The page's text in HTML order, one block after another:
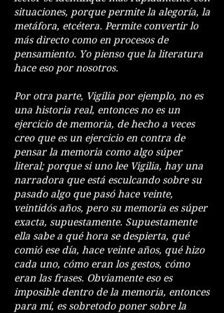
situaciones, porque permite la alegoría, la
metáfora, etcétera. Permite convertir lo
más directo como en procesos de
pensamiento. Yo pienso que la literatura
hace eso por nosotros.
Por otra parte, Vigilia por ejemplo, no es
una historia real, entonces no es un
ejercicio de memoria, de hecho a veces
creo que es un ejercicio en contra de
pensar la memoria como algo súper
literal; porque si uno lee Vigilia, hay una
narradora que está esculcando sobre su
pasado algo que pasó hace veinte,
veintidós años, pero su memoria es súper
exacta, supuestamente. Supuestamente
ella sabe a qué hora se despierta, qué
comió ese día, hace veinte años, qué hizo
cada uno, cómo eran los gestos, cómo
eran las frases. Obviamente eso es
imposible dentro de la memoria, entonces
para mí, es sobretodo poner sobre la